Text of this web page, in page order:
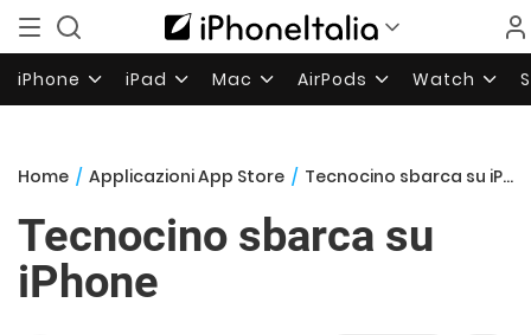
iPhone iPad Mac AirPods Watch
Home / Applicazioni App Store / Tecnocino sbarca su iPhone
Tecnocino sbarca su
iPhone